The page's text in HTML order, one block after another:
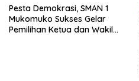
Pesta Demokrasi, SMAN 1
Mukomuko Sukses Gelar
Pemilihan Ketua dan Wakil